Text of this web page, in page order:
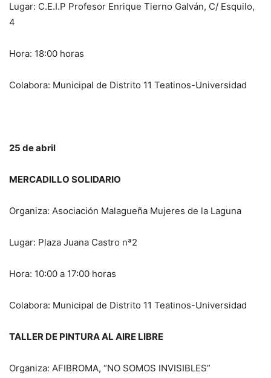
Lugar: C.E.I.P Profesor Enrique Tierno Galván, C/ Esquilo,
4
Hora: 18:00 horas
Colabora: Municipal de Distrito 11 Teatinos-Universidad
25 de abril
MERCADILLO SOLIDARIO
Organiza: Asociación Malagueña Mujeres de la Laguna
Lugar: Plaza Juana Castro nª2
Hora: 10:00 a 17:00 horas
Colabora: Municipal de Distrito 11 Teatinos-Universidad
TALLER DE PINTURA AL AIRE LIBRE
Organiza: AFIBROMA, “NO SOMOS INVISIBLES”